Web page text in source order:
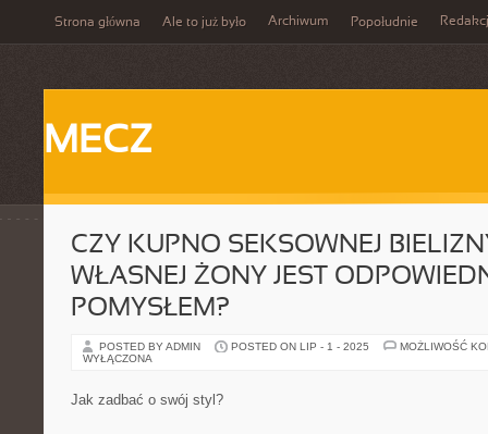
Strona główna Ale to już było Archiwum Popołudnie
MECZ
CZY KUPNO SEKSOWNEJ
WŁASNEJ ŻONY JEST
POMYSŁEM?
POSTED BY ADMIN POSTED ON LIP - 1 - 2025
MOŻLIWOŚĆ
WYŁĄCZONA
Jak zadbać o swój styl?